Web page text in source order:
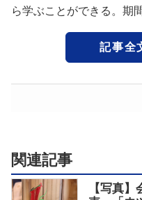
ら学ぶことができる。期
記事全
関連記事
【写真